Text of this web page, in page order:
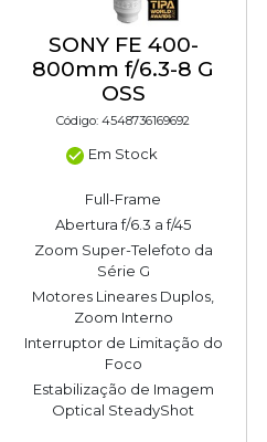
SONY FE 400-
800mm f/6.3-8 G
OSS
Código: 4548736169692
Em Stock
Full-Frame
Abertura f/6.3 a f/45
Zoom Super-Telefoto da
Série G
Motores Lineares Duplos,
Zoom Interno
Interruptor de Limitação do
Foco
Estabilização de Imagem
Optical SteadyShot